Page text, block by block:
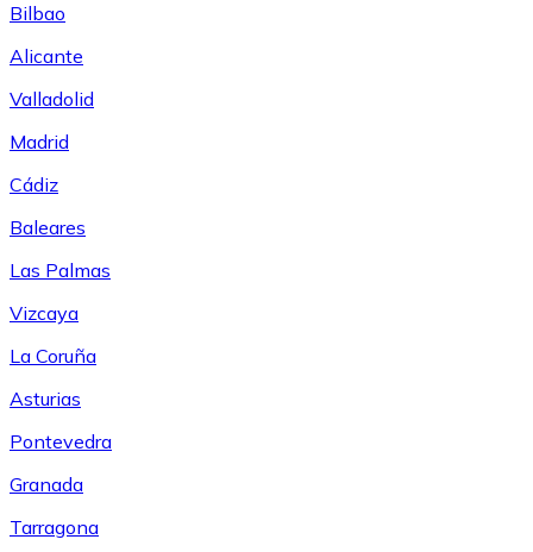
Bilbao
Alicante
Valladolid
Madrid
Cádiz
Baleares
Las Palmas
Vizcaya
La Coruña
Asturias
Pontevedra
Granada
Tarragona